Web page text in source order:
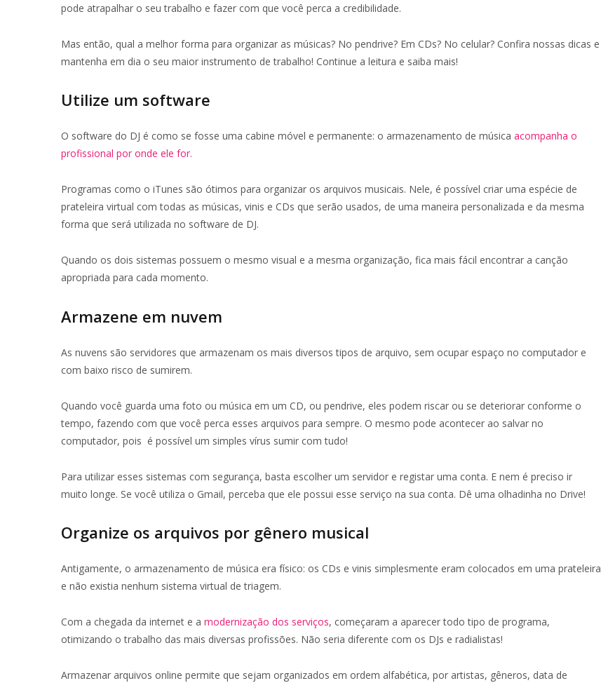
pode atrapalhar o seu trabalho e fazer com que você perca a credibilidade.
Mas então, qual a melhor forma para organizar as músicas? No pendrive? Em CDs? No celular? Confira nossas dicas e
mantenha em dia o seu maior instrumento de trabalho! Continue a leitura e saiba mais!
Utilize um software
O software do DJ é como se fosse uma cabine móvel e permanente: o armazenamento de música acompanha o
profissional por onde ele for.
Programas como o iTunes são ótimos para organizar os arquivos musicais. Nele, é possível criar uma espécie de
prateleira virtual com todas as músicas, vinis e CDs que serão usados, de uma maneira personalizada e da mesma
forma que será utilizada no software de DJ.
Quando os dois sistemas possuem o mesmo visual e a mesma organização, fica mais fácil encontrar a canção
apropriada para cada momento.
Armazene em nuvem
As nuvens são servidores que armazenam os mais diversos tipos de arquivo, sem ocupar espaço no computador e
com baixo risco de sumirem.
Quando você guarda uma foto ou música em um CD, ou pendrive, eles podem riscar ou se deteriorar conforme o
tempo, fazendo com que você perca esses arquivos para sempre. O mesmo pode acontecer ao salvar no
computador, pois é possível um simples vírus sumir com tudo!
Para utilizar esses sistemas com segurança, basta escolher um servidor e registar uma conta. E nem é preciso ir
muito longe. Se você utiliza o Gmail, perceba que ele possui esse serviço na sua conta. Dê uma olhadinha no Drive!
Organize os arquivos por gênero musical
Antigamente, o armazenamento de música era físico: os CDs e vinis simplesmente eram colocados em uma prateleira
e não existia nenhum sistema virtual de triagem.
Com a chegada da internet e a modernização dos serviços, começaram a aparecer todo tipo de programa,
otimizando o trabalho das mais diversas profissões. Não seria diferente com os DJs e radialistas!
Armazenar arquivos online permite que sejam organizados em ordem alfabética, por artistas, gêneros, data de